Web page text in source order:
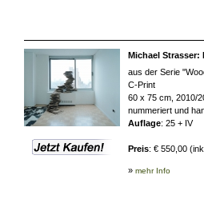
Michael Strasser:
aus der Serie
C-Print
60 x 75 cm, 2010/
nummeriert und
Auflage: 25 + IV
Preis: € 550,00
» mehr Info